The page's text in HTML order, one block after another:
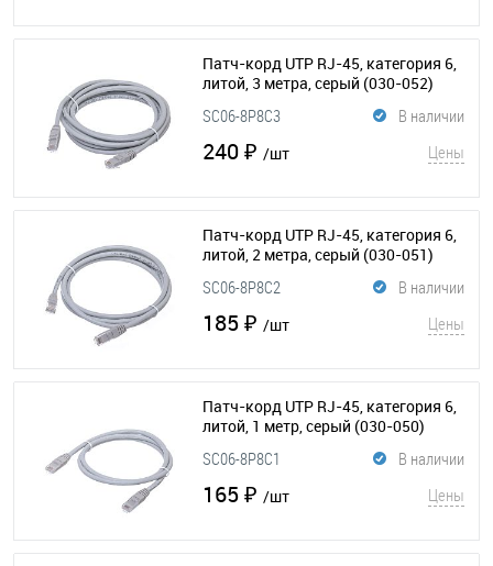
Патч-корд UTP RJ-45, категория 6,
литой, 3 метра, серый (030-052)
В наличии
SC06-8P8C3
240 ₽ /шт Цены
Патч-корд UTP RJ-45, категория 6,
литой, 2 метра, серый (030-051)
В наличии
SC06-8P8C2
185 ₽ /шт Цены
Патч-корд UTP RJ-45, категория 6,
литой, 1 метр, серый (030-050)
В наличии
SC06-8P8C1
165 ₽ /шт Цены